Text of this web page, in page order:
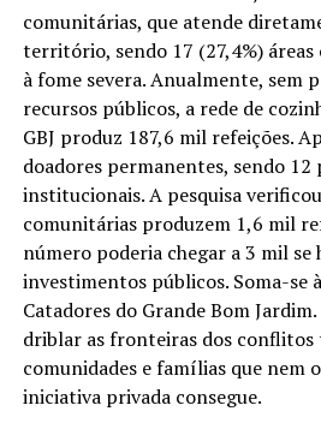
comunitárias, que atende
território, sendo 17 (27,4%)
à fome severa. Anualmente, sem
recursos públicos, a rede de
GBJ produz 187,6 mil refeições.
doadores permanentes, sendo 12
institucionais. A pesquisa
comunitárias produzem 1,6 mil
número poderia chegar a 3 mil se
investimentos públicos. Soma-se
Catadores do Grande Bom
driblar as fronteiras dos
comunidades e famílias que nem
iniciativa privada consegue.